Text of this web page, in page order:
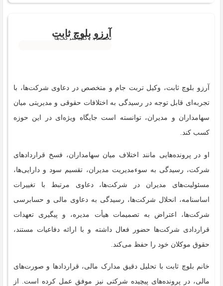
آرزو بلوچ ثابت
تخصص: وکیل شرکت‌‌ها
آرزو بلوچ ثابت، وکیل تربت جام و متخصص در دعاوی شرکت‌ها، با
تجربه‌ای قابل توجه در رسیدگی به اختلافات حقوقی و مدیریتی میان
سهامداران و مدیران، توانسته است جایگاه ویژه‌ای در این حوزه
کسب کند.
او در پرونده‌هایی مانند اختلاف میان سهامداران، فسخ قراردادهای
شرکت، رسیدگی به سوءمدیریت مدیران، تقسیم سود و دارایی‌ها،
مسئولیت‌های مدیران در شرکت‌ها، دعاوی مرتبط با تغییرات
اساسنامه، انحلال شرکت‌ها، رسیدگی به دعاوی مالی و حسابرسی
شرکت‌ها، اعتراض به تصمیمات هیأت مدیره، و پیگیری تعهدات
قراردادی شرکت‌ها حضور فعال داشته و با ارائه دفاعیات مستند،
حقوق موکلان خود را حفظ می‌کند.
خانم بلوچ ثابت با تحلیل دقیق مدارک مالی، قراردادها و صورت‌های
مالی، در پرونده‌های پیچیده شرکتی نیز موفق عمل کرده است. از